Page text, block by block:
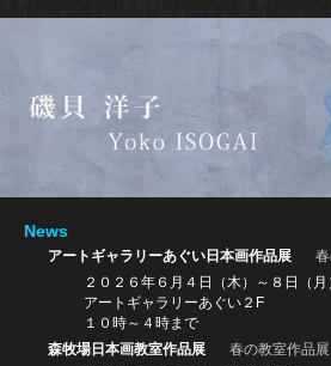
News
アートギャラリーあぐい日本画作品展
２０２６年６月４日（木）～８日（月
アートギャラリーあぐい２F
１０時～４時まで
森牧場日本画教室作品展
春の教室作品